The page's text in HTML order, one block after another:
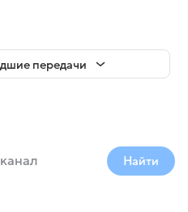
передачи
Найти